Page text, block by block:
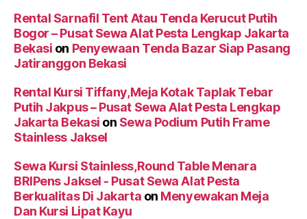
Rental Sarnafil Tent Atau Tenda Kerucut Putih
Bogor – Pusat Sewa Alat Pesta Lengkap Jakarta
Bekasi on Penyewaan Tenda Bazar Siap Pasang
Jatiranggon Bekasi
Rental Kursi Tiffany,Meja Kotak Taplak Tebar
Putih Jakpus – Pusat Sewa Alat Pesta Lengkap
Jakarta Bekasi on Sewa Podium Putih Frame
Stainless Jaksel
Sewa Kursi Stainless,Round Table Menara
BRIPens Jaksel - Pusat Sewa Alat Pesta
Berkualitas Di Jakarta on Menyewakan Meja
Dan Kursi Lipat Kayu